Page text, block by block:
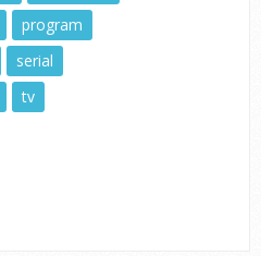
program
serial
tv